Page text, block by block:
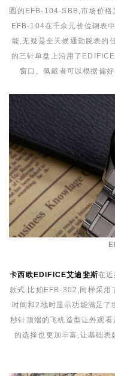
圈的EFB-104-SBB,市场价
EFB-104在千余元价位钢表
能,无疑是全天候通勤腕表的
的三针单盘上沿用了
窗口。佩戴者可以根据偏
卡西欧EDIFICE艾迪斐斯在
款式,比如EFB-302,同样采用
时间和2地时显示功能满足了
秒针顶端的飞机造型让外观
的选择也更加丰富,让基础表